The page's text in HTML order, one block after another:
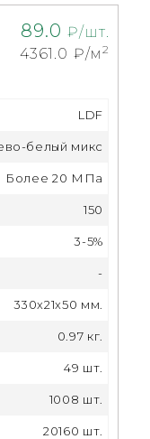
89.0 ₽/шт.
4361.0 ₽/м2
LDF
белый микс
Более 20 МПа
150
3-5%
-
330x21x50 мм.
0.97 кг.
49 шт.
1008 шт.
20160 шт.